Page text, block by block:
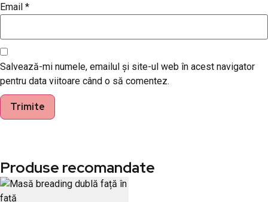
Email *
Salvează-mi numele, emailul și site-ul web în acest navigator
pentru data viitoare când o să comentez.
Produse recomandate